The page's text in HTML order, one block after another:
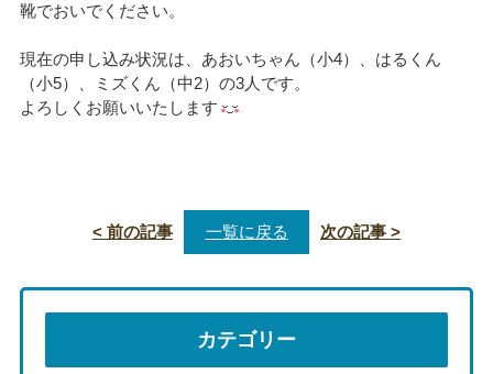
靴でおいでください。
現在の申し込み状況は、あおいちゃん（小4）、はるくん
（小5）、ミズくん（中2）の3人です。
よろしくお願いいたします
< 前の記事 一覧に戻る 次の記事 >
カテゴリー